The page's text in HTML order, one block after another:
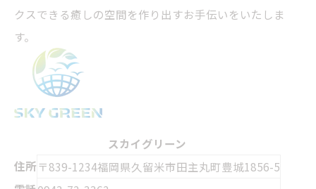
クスできる癒しの空間を作り出すお手伝いをいたしま
す。
スカイグリーン
住所〒839-1234福岡県久留米市田主丸町豊城1856-5